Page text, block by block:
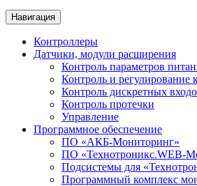
Навигация
Контроллеры
Датчики, модули расширения
Контроль параметров
Контроль и регулирование
Контроль дискретных
Контроль протечки
Управление
Программное обеспечение
ПО «АКБ-Мониторинг»
ПО «Технотроникс.WEB-
Подсистемы для
Программный комплекс